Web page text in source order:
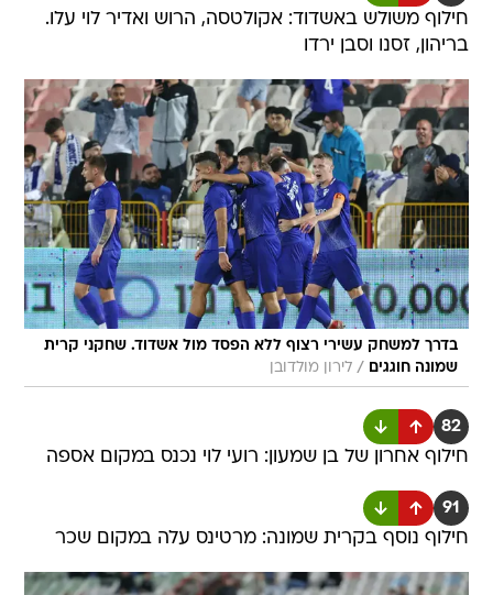
חילוף משולש באשדוד: אקולטסה, הרוש ואדיר לוי עלו.
בריהון, זסנו וסבן ירדו
בדרך למשחק עשירי רצוף ללא הפסד מול אשדוד. שחקני קרית
שמונה חוגגים
/ לירון מולדובן
82
חילוף אחרון של בן שמעון: רועי לוי נכנס במקום אספה
91
חילוף נוסף בקרית שמונה: מרטינס עלה במקום שכר